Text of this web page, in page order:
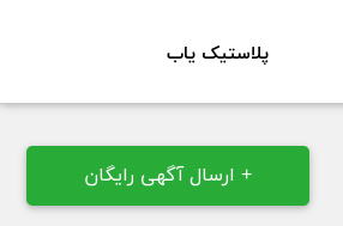
پلاستیک یاب
+ ارسال آگهی رایگان